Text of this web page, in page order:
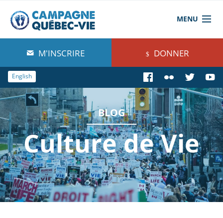
MENU
À propos de nous
Blog
Comprendre
Agir
Boutique
M'INSCRIRE DONNER
English
BLOG
Culture de Vie